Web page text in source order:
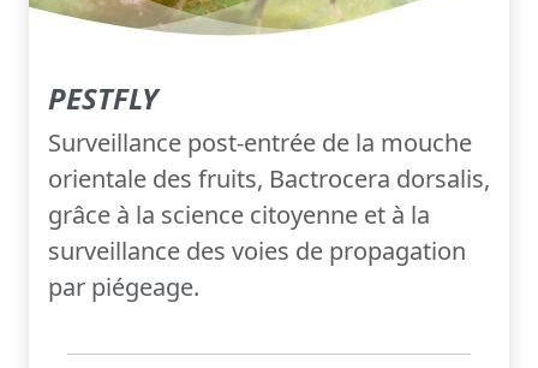
PESTFLY
Surveillance post-entrée de la mouche
orientale des fruits, Bactrocera dorsalis,
grâce à la science citoyenne et à la
surveillance des voies de propagation
par piégeage.